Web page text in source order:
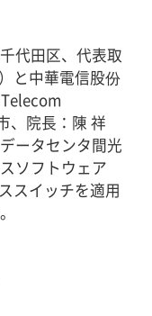
代田区、代表取
と中華電信股份
、院長：陳 祥
ータセンタ間光
ソフトウェア
スイッチを適用